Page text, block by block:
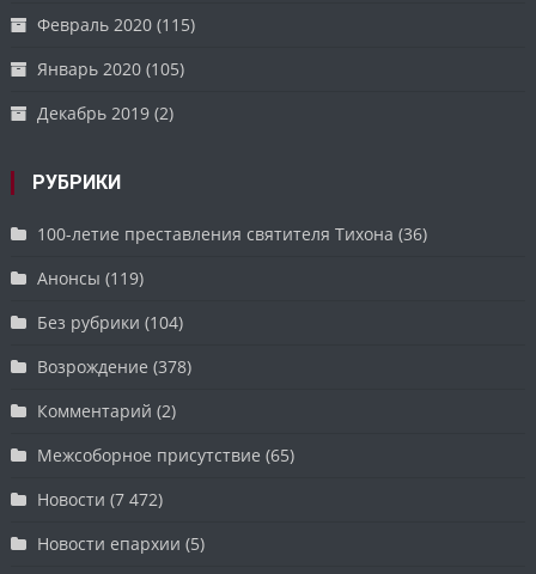
Февраль 2020 (115)
Январь 2020 (105)
Декабрь 2019 (2)
РУБРИКИ
100-летие преставления святителя Тихона (36)
Анонсы (119)
Без рубрики (104)
Возрождение (378)
Комментарий (2)
Межсоборное присутствие (65)
Новости (7 472)
Новости епархии (5)